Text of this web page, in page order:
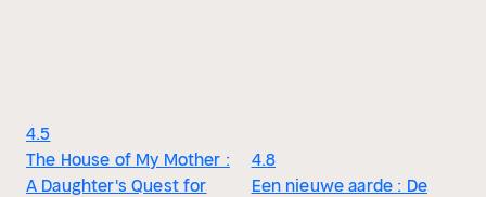
4.5
The House of My Mother :
A Daughter's Quest for
4.8
Een nieuwe aarde : De